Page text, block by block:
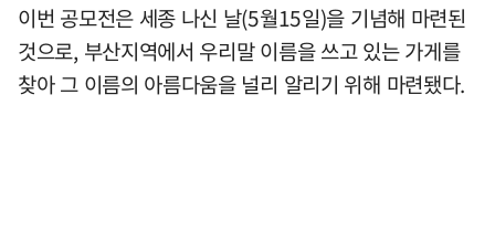
이번 공모전은 세종 나신 날(5월15일)을 기념해 마련된
것으로, 부산지역에서 우리말 이름을 쓰고 있는 가게를
찾아 그 이름의 아름다움을 널리 알리기 위해 마련됐다.